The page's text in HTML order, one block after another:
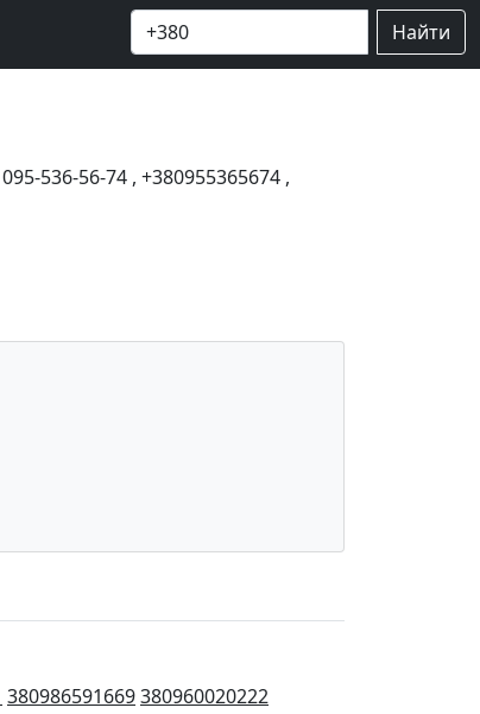
Найти
095-536-56-74 , +380955365674 ,
380986591669380960020222